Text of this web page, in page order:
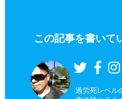
この記事を書いて
過労死レベル